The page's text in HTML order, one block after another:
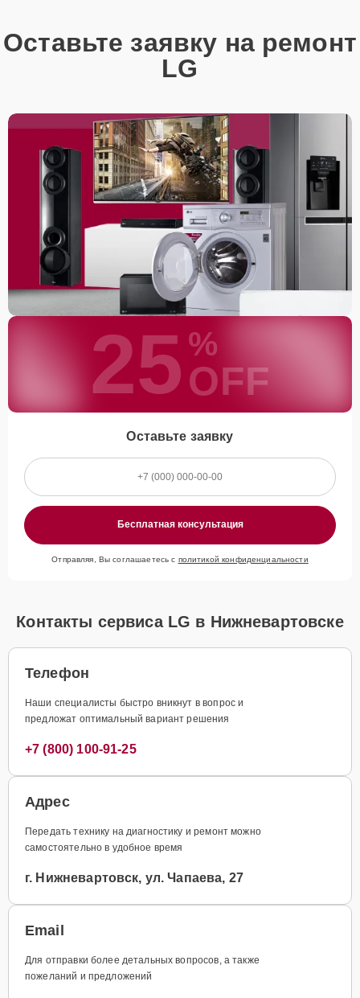
Оставьте заявку на ремонт
LG
25 %
OFF
Оставьте заявку
Бесплатная консультация
Отправляя, Вы соглашаетесь с политикой конфиденциальности
Контакты сервиса LG в Нижневартовске
Телефон
Наши специалисты быстро вникнут в вопрос и
предложат оптимальный вариант решения
+7 (800) 100-91-25
Адрес
Передать технику на диагностику и ремонт можно
самостоятельно в удобное время
г. Нижневартовск, ул. Чапаева, 27
Email
Для отправки более детальных вопросов, а также
пожеланий и предложений